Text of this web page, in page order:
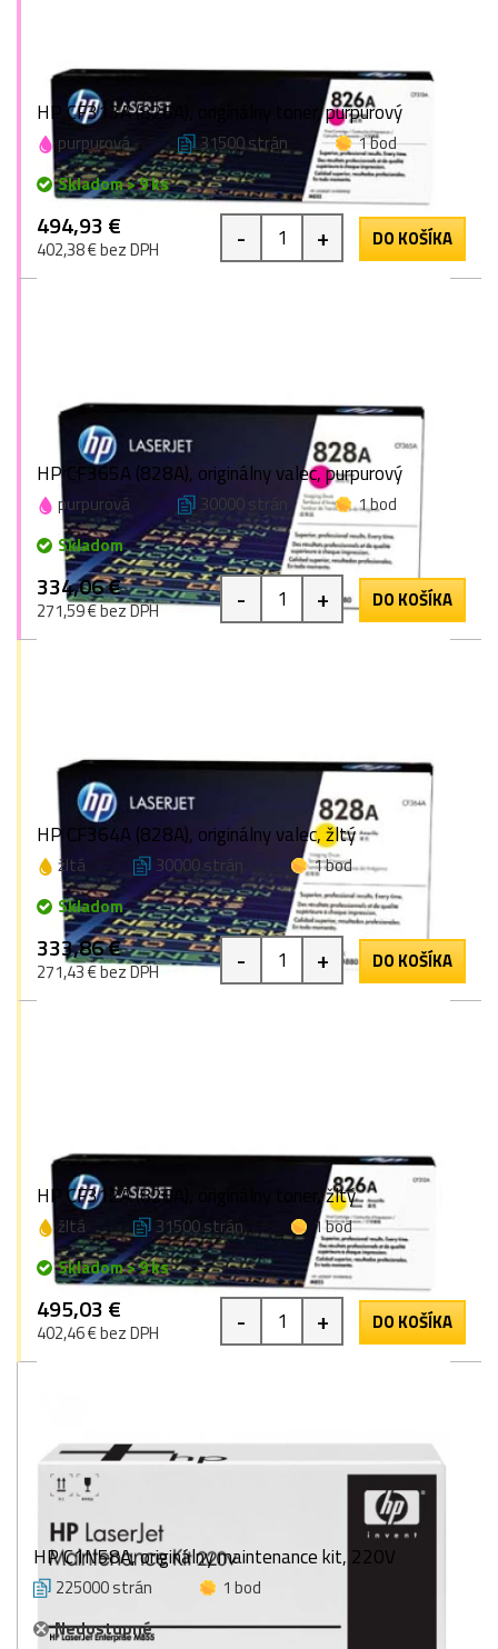
HP CF313A (826A), originálny toner, purpurový
purpurová 31500 strán
1 bod
Skladom > 9 ks
494,93 €
402,38 € bez DPH - + DO KOŠÍKA
HP CF365A (828A), originálny valec, purpurový
purpurová 30000 strán
1 bod
Skladom
334,06 €
271,59 € bez DPH - + DO KOŠÍKA
HP CF364A (828A), originálny valec, žltý
žltá 30000 strán
1 bod
Skladom
333,86 €
271,43 € bez DPH - + DO KOŠÍKA
HP CF312A (826A), originálny toner, žltý
žltá 31500 strán
1 bod
Skladom > 9 ks
495,03 €
402,46 € bez DPH - + DO KOŠÍKA
HP C1N58A, originálny maintenance kit, 220V
225000 strán
1 bod
Nedostupné